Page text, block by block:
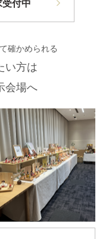
確かめられる
い方は
会場へ